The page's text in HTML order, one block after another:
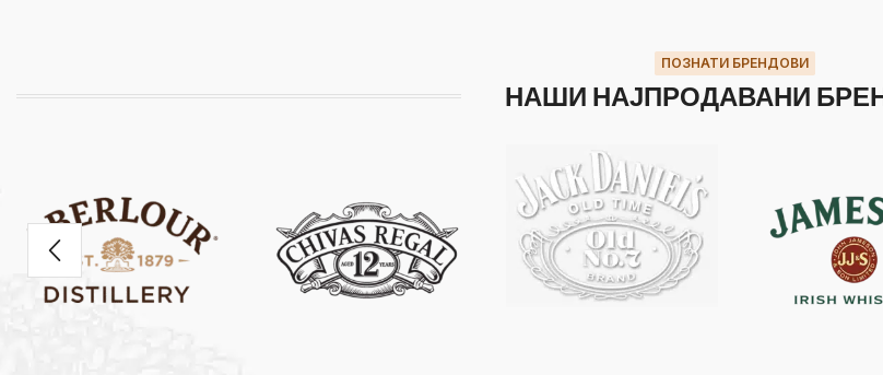
ПОЗНАТИ БРЕНДОВИ
НАШИ НАЈПРОДАВАНИ